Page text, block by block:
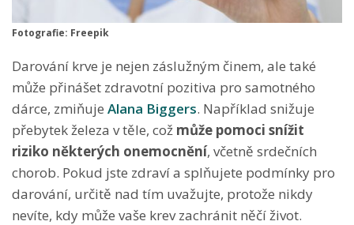
Fotografie: Freepik
Darování krve je nejen záslužným činem, ale také
může přinášet zdravotní pozitiva pro samotného
dárce, zmiňuje Alana Biggers. Například snižuje
přebytek železa v těle, což může pomoci snížit
riziko některých onemocnění, včetně srdečních
chorob. Pokud jste zdraví a splňujete podmínky pro
darování, určitě nad tím uvažujte, protože nikdy
nevíte, kdy může vaše krev zachránit něčí život.